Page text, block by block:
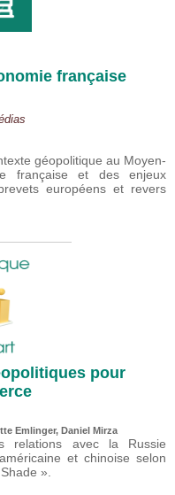
française
géopolitique au Moyen-
française et des enjeux
européens et revers
pour
Emlinger, Daniel Mirza
relations avec la Russie
et chinoise selon
».